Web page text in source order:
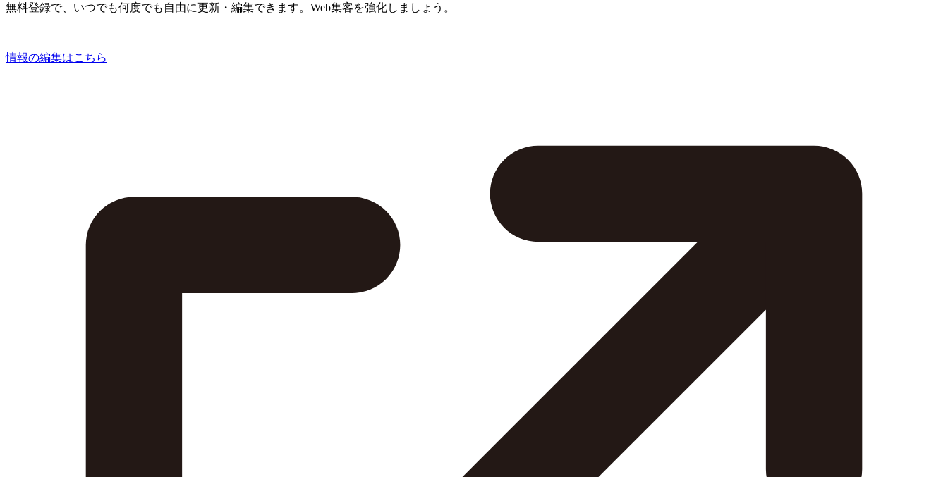
無料登録で、いつでも何度でも自由に更新・編集できます。Web集客を強化しましょう。
情報の編集はこちら